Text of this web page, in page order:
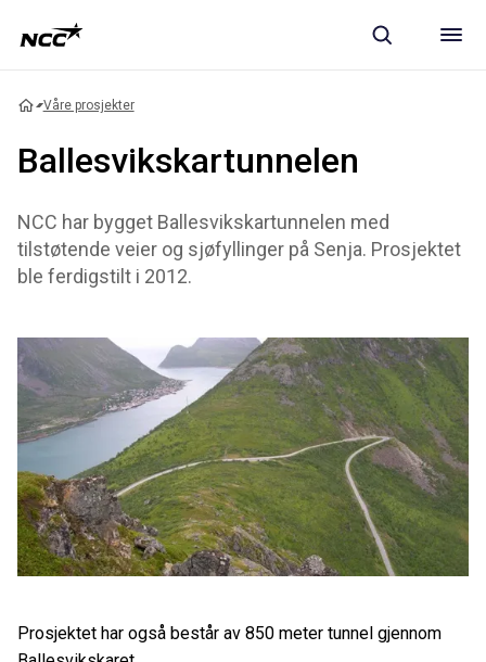
Våre prosjekter
Ballesvikskartunnelen
NCC har bygget Ballesvikskartunnelen med
tilstøtende veier og sjøfyllinger på Senja. Prosjektet
ble ferdigstilt i 2012.
Prosjektet har også består av 850 meter tunnel gjennom